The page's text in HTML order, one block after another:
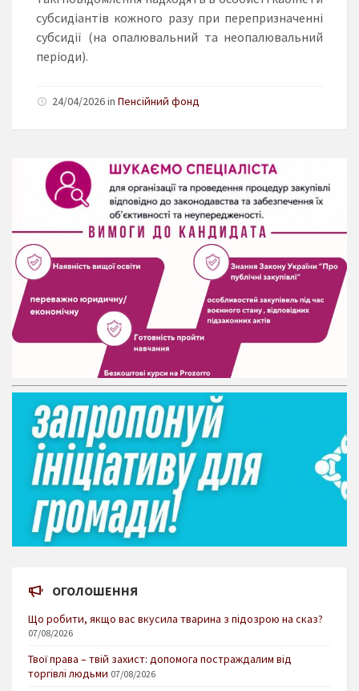
субсидіантів кожного разу при перепризначенні
субсидії (на опалювальний та неопалювальний
періоди).
24/04/2026 in Пенсійний фонд
ОГОЛОШЕННЯ
Що робити, якщо вас вкусила тварина з підозрою на сказ?
07/08/2026
Твої права – твій захист: допомога постраждалим від
торгівлі людьми 07/08/2026